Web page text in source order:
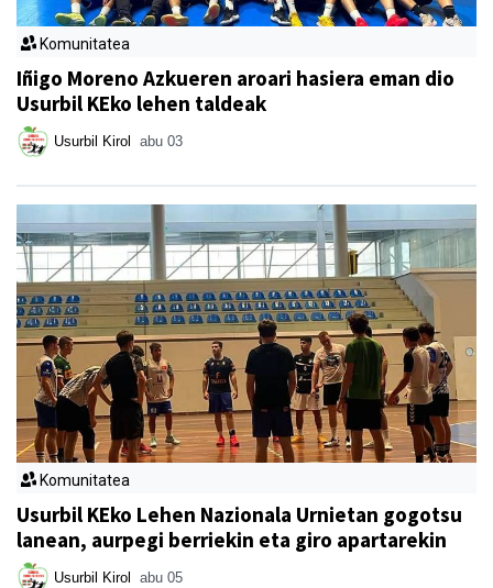
Komunitatea
Iñigo Moreno Azkueren aroari hasiera eman dio
Usurbil KEko lehen taldeak
Usurbil Kirol abu 03
Komunitatea
Usurbil KEko Lehen Nazionala Urnietan gogotsu
lanean, aurpegi berriekin eta giro apartarekin
Usurbil Kirol abu 05